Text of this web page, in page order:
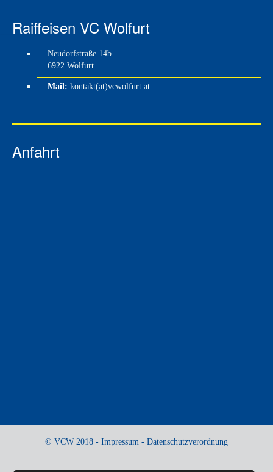
Raiffeisen VC Wolfurt
Neudorfstraße 14b
6922 Wolfurt
Mail: kontakt(at)vcwolfurt.at
Anfahrt
© VCW 2018 - Impressum - Datenschutzverordnung